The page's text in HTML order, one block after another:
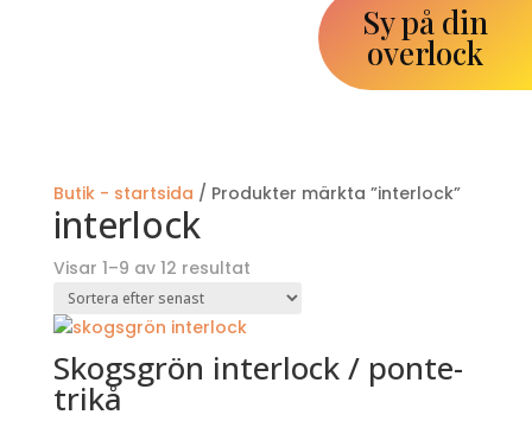
Sy på din
overlock
Butik - startsida / Produkter märkta ”interlock”
interlock
Visar 1–9 av 12 resultatSortera
efter
Skogsgrön interlock / ponte-
trikå